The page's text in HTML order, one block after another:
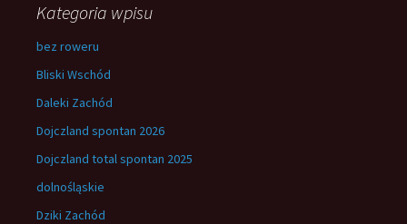
Kategoria wpisu
bez roweru
Bliski Wschód
Daleki Zachód
Dojczland spontan 2026
Dojczland total spontan 2025
dolnośląskie
Dziki Zachód